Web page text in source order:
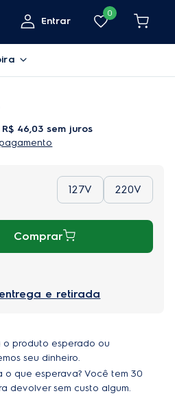
Entrar
0
R$ 46,03 sem juros
127V 220V
Comprar
e retirada
o produto esperado ou
seu dinheiro.
o que esperava? Você tem 30
devolver sem custo algum.